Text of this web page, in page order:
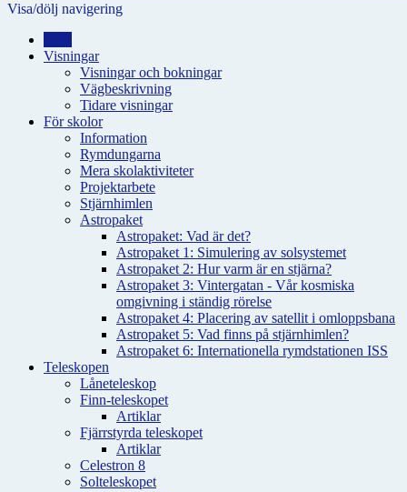
Visa/dölj navigering
Visningar
Visningar och bokningar
Vägbeskrivning
Tidare visningar
För skolor
Information
Rymdungarna
Mera skolaktiviteter
Projektarbete
Stjärnhimlen
Astropaket
Astropaket: Vad är det?
Astropaket 1: Simulering av solsystemet
Astropaket 2: Hur varm är en stjärna?
Astropaket 3: Vintergatan - Vår kosmiska
omgivning i ständig rörelse
Astropaket 4: Placering av satellit i omloppsbana
Astropaket 5: Vad finns på stjärnhimlen?
Astropaket 6: Internationella rymdstationen ISS
Teleskopen
Låneteleskop
Finn-teleskopet
Artiklar
Fjärrstyrda teleskopet
Artiklar
Celestron 8
Solteleskopet